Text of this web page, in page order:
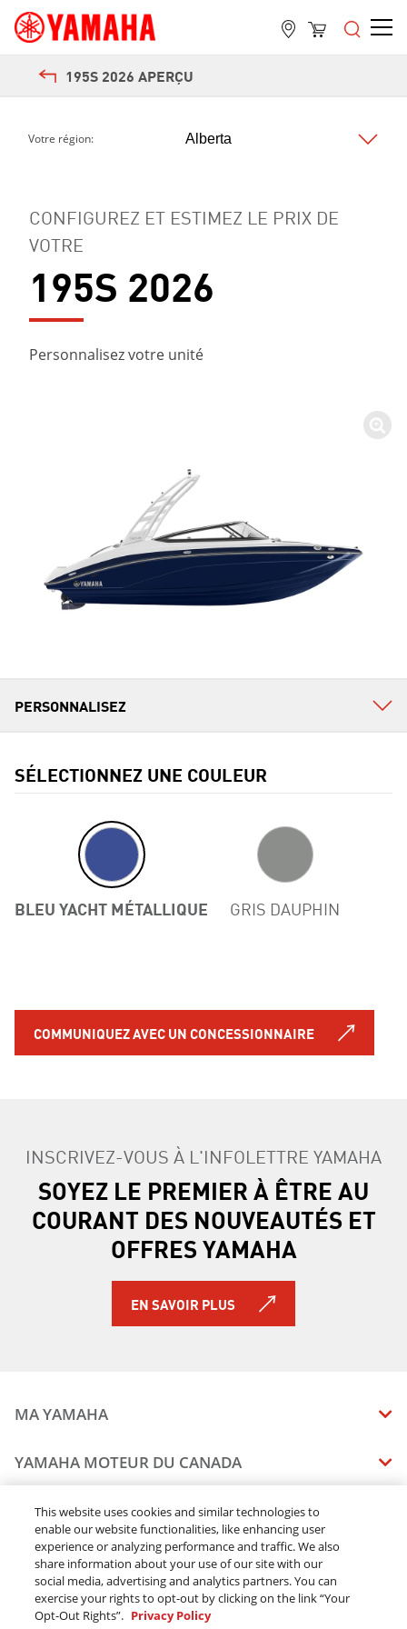
195S 2026 APERÇU
Votre région:
CONFIGUREZ ET ESTIMEZ LE PRIX DE
VOTRE
195S 2026
Personnalisez votre unité
SÉLECTIONNEZ UNE COULEUR
BLEU YACHT MÉTALLIQUE GRIS DAUPHIN
COMMUNIQUEZ AVEC UN CONCESSIONNAIRE
INSCRIVEZ-VOUS À L'INFOLETTRE YAMAHA
SOYEZ LE PREMIER À ÊTRE AU
COURANT DES NOUVEAUTÉS ET
OFFRES YAMAHA
EN SAVOIR PLUS
MA YAMAHA
MANUELS
ÉTAT DES RAPPELS DE VOTRE VÉHICULE
YAMAHA MOTEUR DU CANADA
CARRIERES
RESTONS DEHORS
BLOGUE
COMMUNIQUEZ AVEC NOUS
CONCESSIONNAIRES
TROUVEZ UN CONCESSIONNAIRE
DEVENEZ CONCESSIONNAIRE
CONCESSIONAIRE ÉLITE
MENTIONS JURIDIQUES
MODALITÉS ET CONDITIONS
COMMANDES EN LIGNE
This website uses cookies and similar technologies to
enable our website functionalities, like enhancing user
experience or analyzing performance and traffic. We also
share information about your use of our site with our
social media, advertising and analytics partners. You can
exercise your rights to opt-out by clicking on the link “Your
Opt-Out Rights”. Privacy Policy